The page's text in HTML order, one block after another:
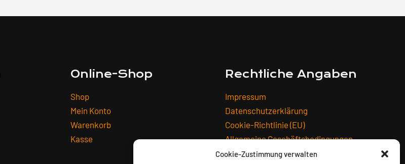
Cookie-Zustimmung verwalten
Online-Shop
Shop
Mein Konto
Warenkorb
Kasse
Rechtliche Angaben
Impressum
Datenschutzerklärung
Cookie-Richtlinie (EU)
Allgemeine Geschäftsbedingungen
Widerrufsbelehrung